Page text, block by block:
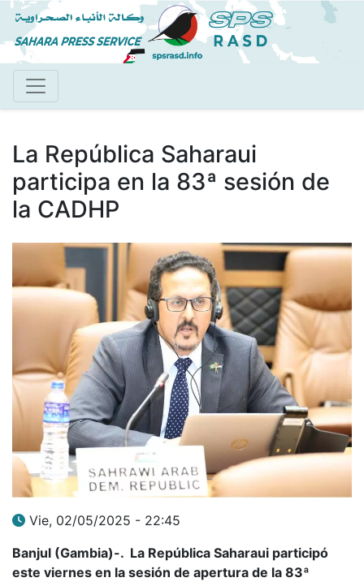
Pasar
al
contenido
La República Saharaui
participa en la 83ª sesión de
la CADHP
Vie, 02/05/2025 - 22:45
Banjul (Gambia)-. La República Saharaui participó
este viernes en la sesión de apertura de la 83ª